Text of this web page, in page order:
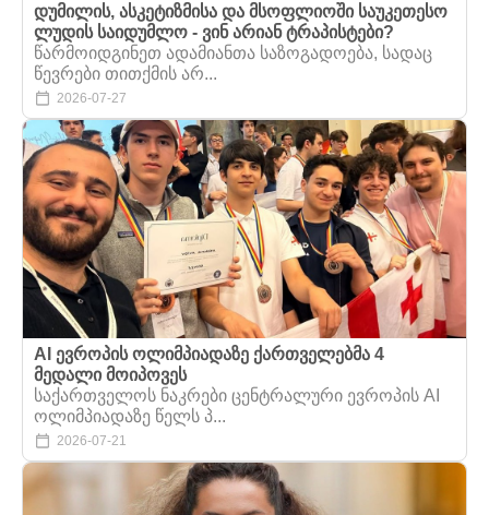
დუმილის, ასკეტიზმისა და მსოფლიოში საუკეთესო
ლუდის საიდუმლო - ვინ არიან ტრაპისტები?
წარმოიდგინეთ ადამიანთა საზოგადოება, სადაც
წევრები თითქმის არ...
2026-07-27
AI ევროპის ოლიმპიადაზე ქართველებმა 4
მედალი მოიპოვეს
საქართველოს ნაკრები ცენტრალური ევროპის AI
ოლიმპიადაზე წელს პ...
2026-07-21